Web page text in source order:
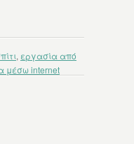
, εργασία από
μέσω internet